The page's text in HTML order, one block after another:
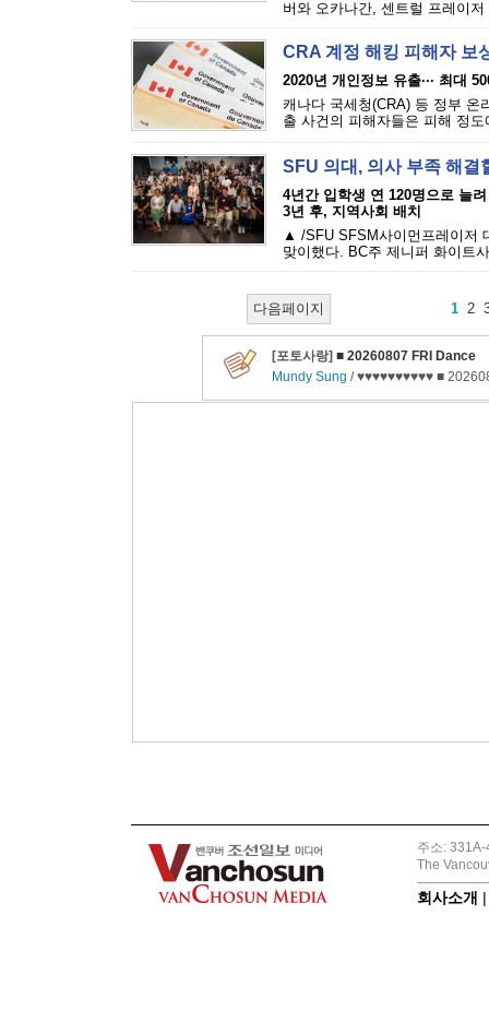
버와 오카나간, 센트럴 프레이
CRA 계정 해킹 피해자 보
2020년 개인정보 유출··· 최대
캐나다 국세청(CRA) 등 정부 온
출 사건의 피해자들은 피해 정
SFU 의대, 의사 부족 해
4년간 입학생 연 120명으로 늘려
3년 후, 지역사회 배치
▲ /SFU SFSM사이먼프레이저
맞이했다. BC주 제니퍼 화이트
다음페이지 1 2
주소:
The
회사소개